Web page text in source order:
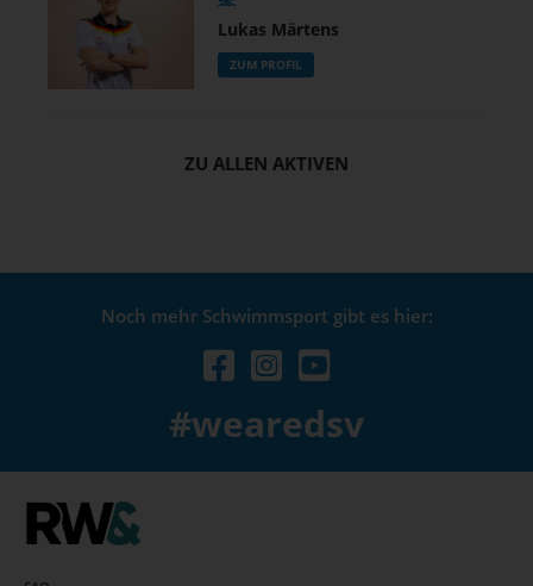
Lukas Märtens
ZUM PROFIL
ZU ALLEN AKTIVEN
Noch mehr Schwimmsport gibt es hier:
#wearedsv